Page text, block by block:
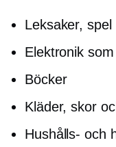
Leksaker, spel
Elektronik
Böcker
Kläder, skor
Hushålls- och